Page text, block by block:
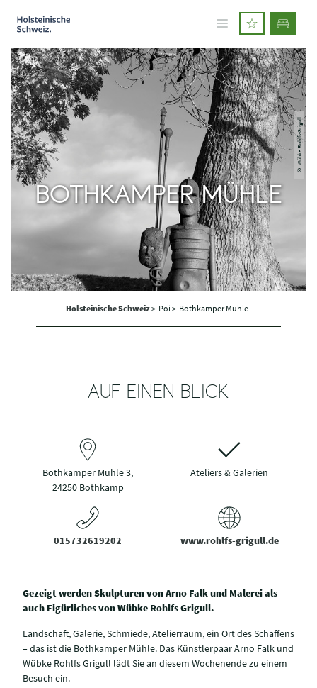
© Wübke Rohlfs-Grigull
BOTHKAMPER MÜHLE
Holsteinische Schweiz> Poi > Bothkamper Mühle
AUF EINEN BLICK
Bothkamper Mühle 3,
24250 Bothkamp
Ateliers & Galerien
015732619202 www.rohlfs-grigull.de
Gezeigt werden Skulpturen von Arno Falk und Malerei als
auch Figürliches von Wübke Rohlfs Grigull.
Landschaft, Galerie, Schmiede, Atelierraum, ein Ort des Schaffens
– das ist die Bothkamper Mühle. Das Künstlerpaar Arno Falk und
Wübke Rohlfs Grigull lädt Sie an diesem Wochenende zu einem
Besuch ein.